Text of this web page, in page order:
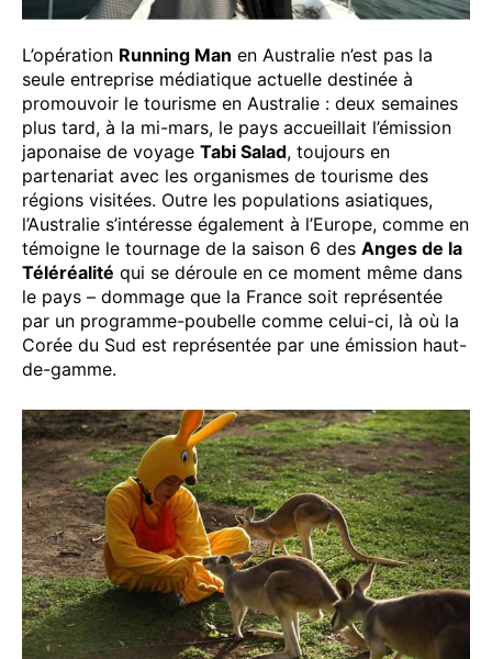
L’opération Running Man en Australie n’est pas la
seule entreprise médiatique actuelle destinée à
promouvoir le tourisme en Australie : deux semaines
plus tard, à la mi-mars, le pays accueillait l’émission
japonaise de voyage Tabi Salad, toujours en
partenariat avec les organismes de tourisme des
régions visitées. Outre les populations asiatiques,
l’Australie s’intéresse également à l’Europe, comme en
témoigne le tournage de la saison 6 des Anges de la
Téléréalité qui se déroule en ce moment même dans
le pays – dommage que la France soit représentée
par un programme-poubelle comme celui-ci, là où la
Corée du Sud est représentée par une émission haut-
de-gamme.